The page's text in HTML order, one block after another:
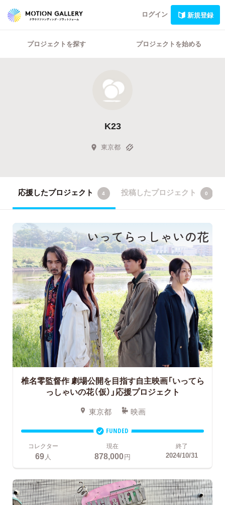
ログイン 新規登録
プロジェクトを探す プロジェクトを始める
K23
東京都
応援したプロジェクト 4 投稿したプロジェクト 0
椎名零監督作 劇場公開を目指す自主映画「いってら
っしゃいの花（仮）」応援プロジェクト
東京都 映画
FUNDED
コレクター
69 人
現在
878,000円
終了
2024/10/31